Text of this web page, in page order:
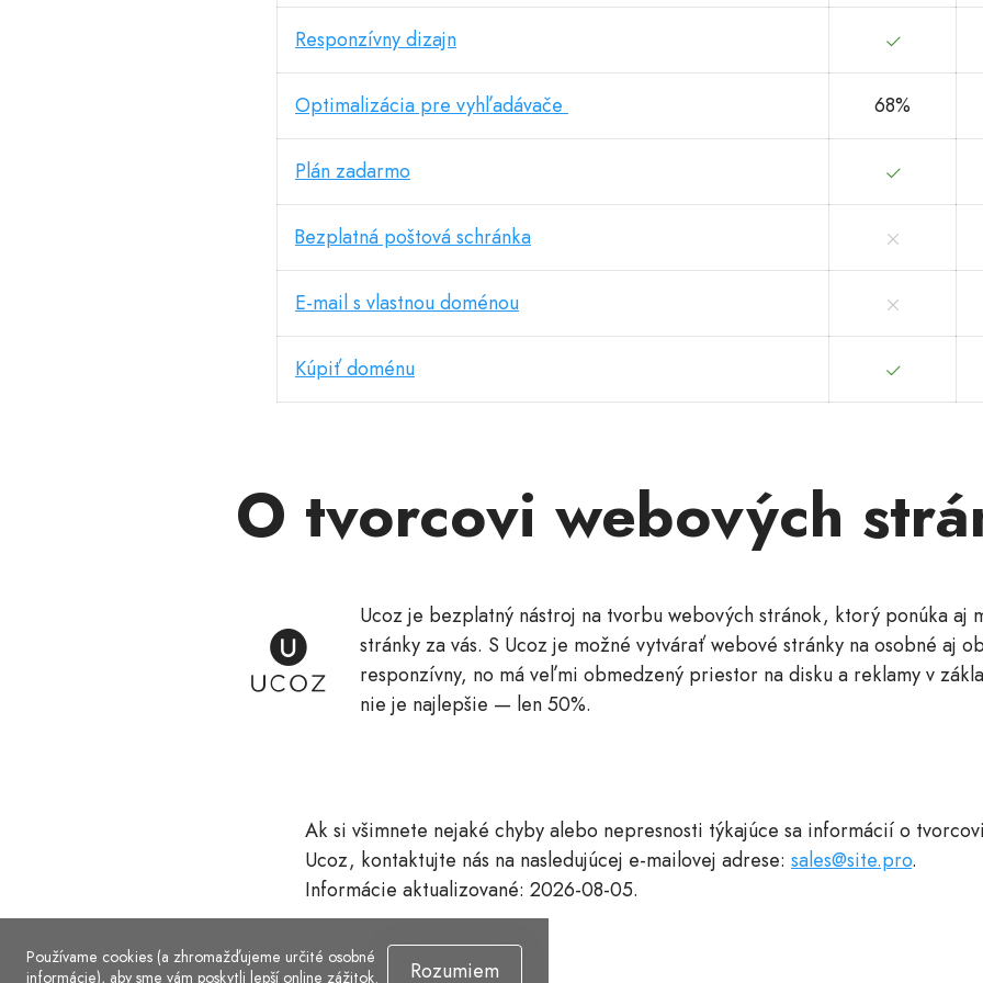
Responzívny dizajn
Optimalizácia pre vyhľadávače 68%
Plán zadarmo
Bezplatná poštová schránka
E-mail s vlastnou doménou
Kúpiť doménu
O tvorcovi webových
Ucoz je bezplatný nástroj na tvorbu webových stránok, ktorý ponúka aj
stránky za vás. S Ucoz je možné vytvárať webové stránky na osobné aj
responzívny, no má veľmi obmedzený priestor na disku a reklamy v
nie je najlepšie — len 50%.
Ak si všimnete nejaké chyby alebo nepresnosti týkajúce sa informácií o
Ucoz, kontaktujte nás na nasledujúcej e-mailovej adrese: sales@site.pro.
Informácie aktualizované: 2026-08-05.
Používame cookies (a zhromažďujeme určité osobné
informácie), aby sme vám poskytli lepší online zážitok.
Rozumiem